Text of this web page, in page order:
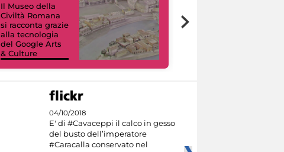
Il Museo della
Civiltà Romana
si racconta grazie
alla tecnologia
del Google Arts
& Culture
04/10/2018
E' di #Cavaceppi il calco in gesso
del busto dell’imperatore
#Caracalla conservato nel